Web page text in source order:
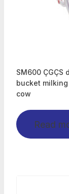
SM600
bucket
cow
Read